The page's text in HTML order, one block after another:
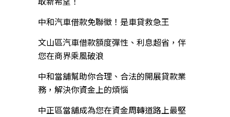
中和汽車借款免聯徵！是車貸救急王
文山區汽車借款額度彈性、利息超省，伴
您在商界乘風破浪
中和當舖幫助你合理、合法的開展貸款業
務，解決你資金上的煩惱
中正區當舖成為您在資金周轉道路上最堅